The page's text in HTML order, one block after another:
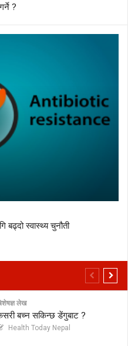
?
बढ्दो स्वास्थ्य चुनौती
लेख
बच्न सकिन्छ डेंगुबाट ?
Health Today Nepal